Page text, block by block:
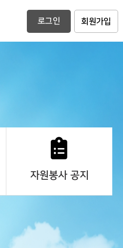
로그인 회원가입
자원봉사 공지